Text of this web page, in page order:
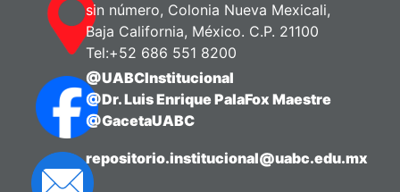
sin número, Colonia Nueva Mexicali,
Baja California, México. C.P. 21100
Tel:+52 686 551 8200
@UABCInstitucional
@Dr. Luis Enrique PalaFox Maestre
@GacetaUABC
repositorio.institucional@uabc.edu.mx